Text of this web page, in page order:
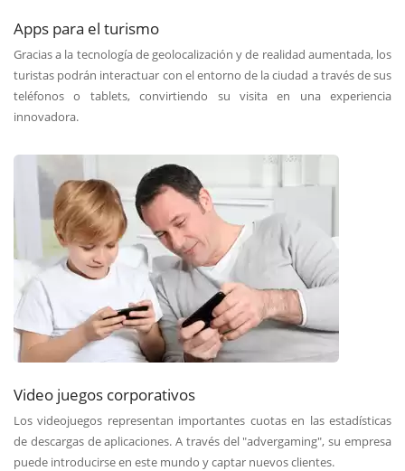
Apps para el turismo
Gracias a la tecnología de geolocalización y de realidad aumentada, los
turistas podrán interactuar con el entorno de la ciudad a través de sus
teléfonos o tablets, convirtiendo su visita en una experiencia
innovadora.
Video juegos corporativos
Los videojuegos representan importantes cuotas en las estadísticas
de descargas de aplicaciones. A través del "advergaming", su empresa
puede introducirse en este mundo y captar nuevos clientes.